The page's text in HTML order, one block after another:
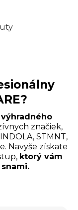
značiek,
STMNT,
Navyše získate
ktorý vám